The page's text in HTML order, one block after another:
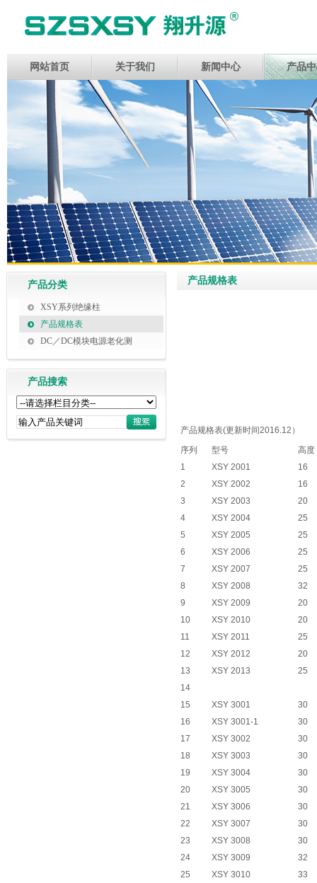
网站首页 关于我们 新闻中心 产品
产品分类
XSY系列绝缘柱
产品规格表
DC／DC模块电源老化测
产品搜索
产品规格表
产品规格表(更新时间2016.12）
序列
型号
高度
1
XSY 2001
16
2
XSY 2002
16
3
XSY 2003
20
4
XSY 2004
25
5
XSY 2005
25
6
XSY 2006
25
7
XSY 2007
25
8
XSY 2008
32
9
XSY 2009
20
10
XSY 2010
20
11
XSY 2011
25
12
XSY 2012
20
13
XSY 2013
25
14
15
XSY 3001
30
16
XSY 3001-1
30
17
XSY 3002
30
18
XSY 3003
30
19
XSY 3004
30
20
XSY 3005
30
21
XSY 3006
30
22
XSY 3007
30
23
XSY 3008
30
24
XSY 3009
32
25
XSY 3010
33